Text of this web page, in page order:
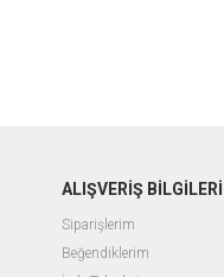
ALIŞVERİŞ BİLGİLERİ
Siparişlerim
Beğendiklerim